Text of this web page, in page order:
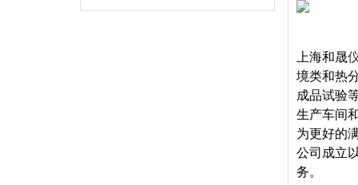
上海和晟
境类和热
成品试验
生产车间
为更好的
公司成立
务。